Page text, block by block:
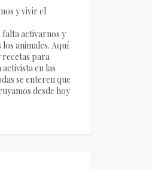
y vivir el
falta activarnos y
animales. Aquí
para
en las
se enteren que
desde hoy